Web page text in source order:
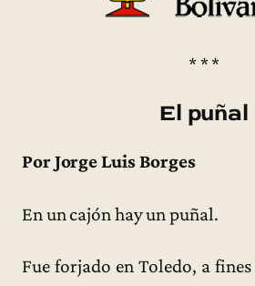
* * *
El puñal
Por Jorge Luis Borges
En un cajón hay un puñal.
Fue forjado en Toledo, a